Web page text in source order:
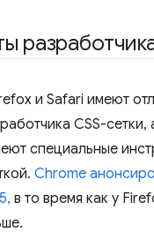
и Safari имеют
CSS-сетки,
специальные
Chrome
в то время как у